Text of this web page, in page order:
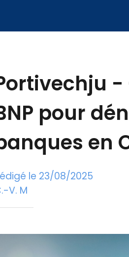
-
pour
en
le 23/08/2025
V. M